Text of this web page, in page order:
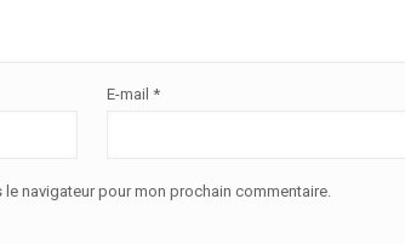
E-mail *
navigateur pour mon prochain commentaire.